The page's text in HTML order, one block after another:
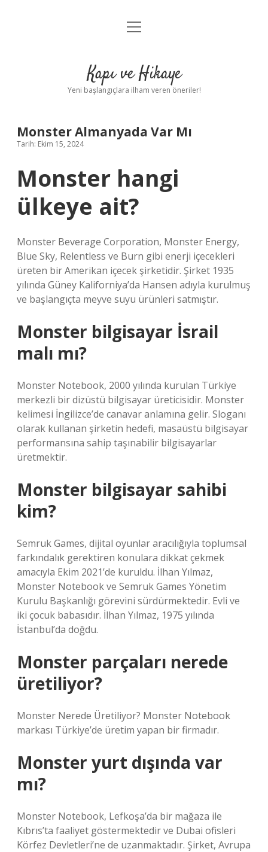
Anasayfa
Yasal Uyarı
menüyü
Kapı ve Hikaye
Yeni başlangıçlara ilham veren öneriler!
Monster Almanyada Var Mı
Tarih: Ekim 15, 2024
Monster hangi
ülkeye ait?
Monster Beverage Corporation, Monster Energy,
Blue Sky, Relentless ve Burn gibi enerji içecekleri
üreten bir Amerikan içecek şirketidir. Şirket 1935
yılında Güney Kaliforniya’da Hansen adıyla kurulmuş
ve başlangıçta meyve suyu ürünleri satmıştır.
Monster bilgisayar İsrail
malı mı?
Monster Notebook, 2000 yılında kurulan Türkiye
merkezli bir dizüstü bilgisayar üreticisidir. Monster
kelimesi İngilizce’de canavar anlamına gelir. Sloganı
olarak kullanan şirketin hedefi, masaüstü bilgisayar
performansına sahip taşınabilir bilgisayarlar
üretmektir.
Monster bilgisayar sahibi
kim?
Semruk Games, dijital oyunlar aracılığıyla toplumsal
farkındalık gerektiren konulara dikkat çekmek
amacıyla Ekim 2021’de kuruldu. İlhan Yılmaz,
Monster Notebook ve Semruk Games Yönetim
Kurulu Başkanlığı görevini sürdürmektedir. Evli ve
iki çocuk babasıdır. İlhan Yılmaz, 1975 yılında
İstanbul’da doğdu.
Monster parçaları nerede
üretiliyor?
Monster Nerede Üretiliyor? Monster Notebook
markası Türkiye’de üretim yapan bir firmadır.
Monster yurt dışında var
mı?
Monster Notebook, Lefkoşa’da bir mağaza ile
Kıbrıs’ta faaliyet göstermektedir ve Dubai ofisleri
Körfez Devletleri’ne de uzanmaktadır. Şirket, Avrupa